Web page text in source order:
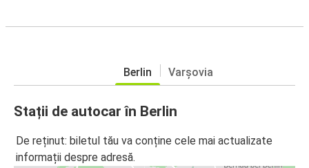
Berlin Varșovia
Stații de autocar în Berlin
De reținut: biletul tău va conține cele mai actualizate
informații despre adresă.